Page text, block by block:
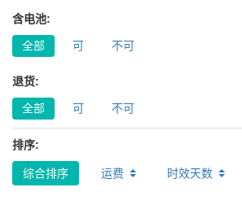
含电池:
全部 可 不可
退货:
全部 可 不可
排序:
综合排序 运费 时效天数